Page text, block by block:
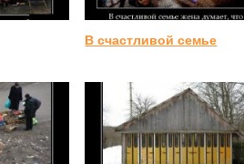
В счастливой семье